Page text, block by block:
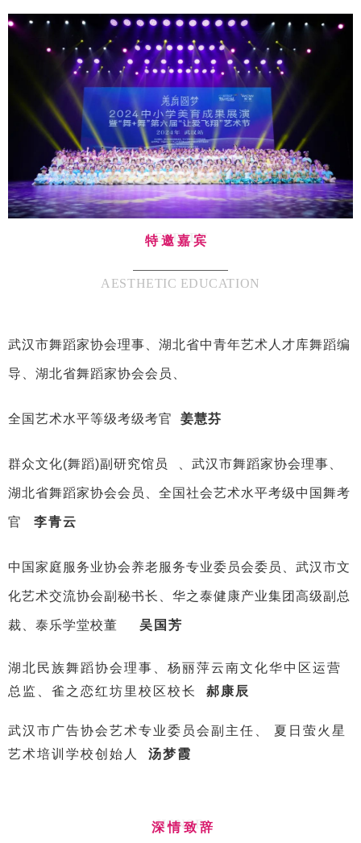
EXPERT
特邀嘉宾
AESTHETIC EDUCATION
武汉市舞蹈家协会理事、湖北省中青年艺术人才库舞蹈编
导、湖北省舞蹈家协会会员、
全国艺术水平等级考级考官 姜慧芬
群众文化(舞蹈)副研究馆员 、武汉市舞蹈家协会理事、
湖北省舞蹈家协会会员、全国社会艺术水平考级中国舞考
官 李青云
中国家庭服务业协会养老服务专业委员会委员、武汉市文
化艺术交流协会副秘书长、华之泰健康产业集团高级副总
裁、泰乐学堂校董 吴国芳
湖北民族舞蹈协会理事、杨丽萍云南文化华中区运营
总监、雀之恋红坊里校区校长
郝康辰
武汉市广告协会艺术专业委员会副主任、 夏日萤火星
艺术培训学校创始人 汤梦霞
HONOR
深情致辞